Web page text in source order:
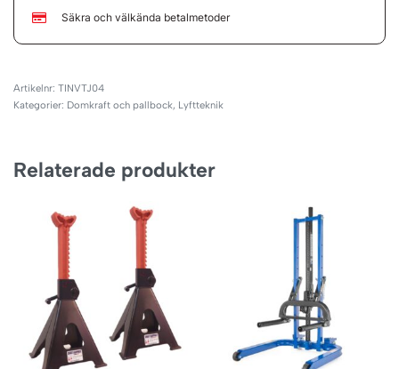
Säkra och välkända betalmetoder
TINVTJ04
Kategorier: Domkraft och pallbock, Lyftteknik
Relaterade produkter